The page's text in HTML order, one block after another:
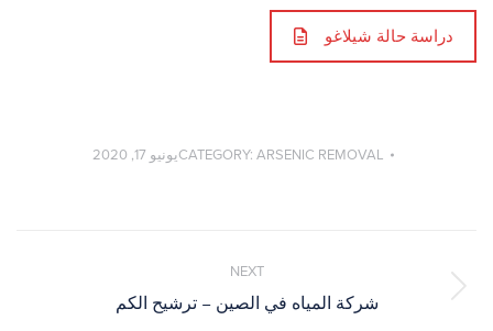
دراسة حالة شيلاغو
CATEGORY: ARSENIC REMOVAL يونيو 17, 2020
NEXT
post:
شركة المياه في الصين – ترشيح الكم